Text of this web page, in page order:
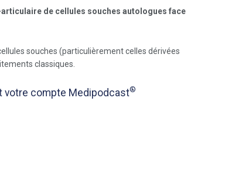
de cellules souches autologues face
souches (particulièrement celles dérivées
classiques.
votre compte Medipodcast®